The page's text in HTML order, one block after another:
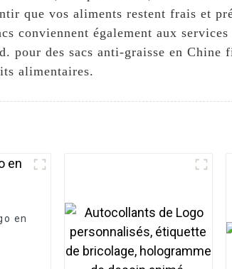
que vos aliments restent frais et
conviennent également aux
pour des sacs anti-graisse en
alimentaires.
en